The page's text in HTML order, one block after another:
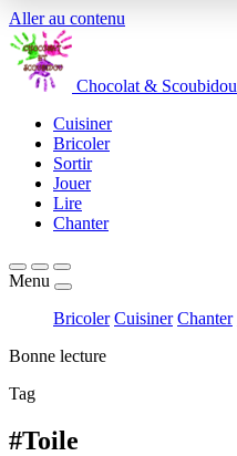
Aller au contenu
Chocolat & Scoubidou
Cuisiner
Bricoler
Sortir
Jouer
Lire
Chanter
Menu
Bricoler Cuisiner Chanter
Bonne lecture
Tag
#Toile